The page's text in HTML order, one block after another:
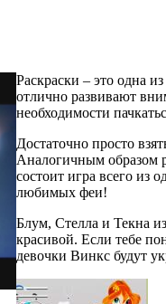
Раскраски – это одна
отлично развивают
необходимости
Достаточно просто
Аналогичным образом
состоит игра всего из
любимых феи!
Блум, Стелла и Текна
красивой. Если тебе
девочки Винкс будут